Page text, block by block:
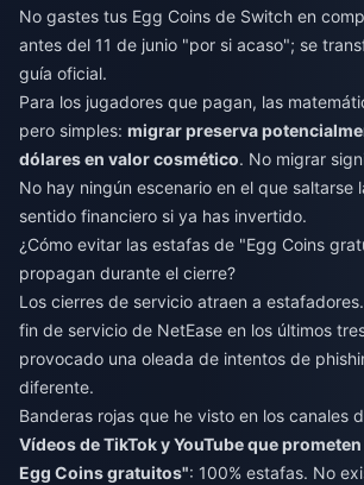
No gastes tus Egg Coins de Switch en
antes del 11 de junio "por si acaso"; se
guía oficial.
Para los jugadores que pagan, las
pero simples: migrar preserva
dólares en valor cosmético. No migrar
No hay ningún escenario en el que saltarse
sentido financiero si ya has invertido.
¿Cómo evitar las estafas de "Egg Coins
propagan durante el cierre?
Los cierres de servicio atraen a
fin de servicio de NetEase en los últimos
provocado una oleada de intentos de
diferente.
Banderas rojas que he visto en los canales
Vídeos de TikTok y YouTube que
Egg Coins gratuitos": 100% estafas. No